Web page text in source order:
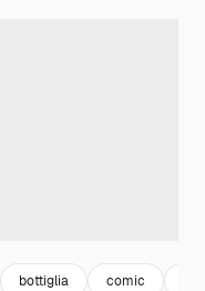
bottiglia comic